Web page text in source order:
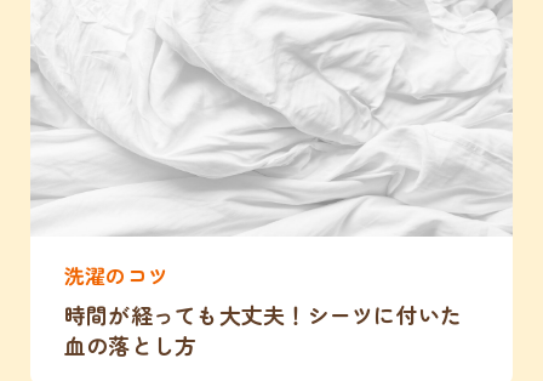
洗濯のコツ
時間が経っても大丈夫！シーツに付いた
血の落とし方